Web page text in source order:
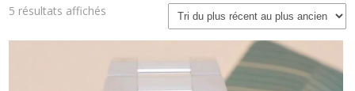
5 résultats affichés
plus